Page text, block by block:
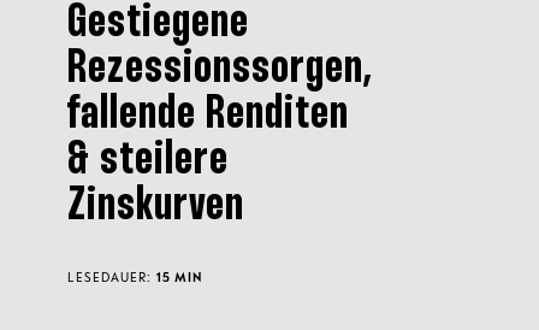
Gestiegene
Rezessionssorgen,
fallende Renditen
& steilere
Zinskurven
LESEDAUER: 15 MIN